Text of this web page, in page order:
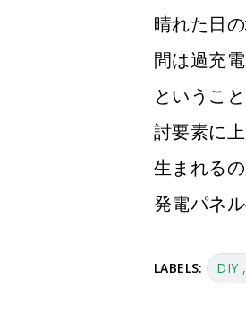
晴れた日
間は過充
というこ
討要素に
生まれる
発電パネ
LABELS: DIY